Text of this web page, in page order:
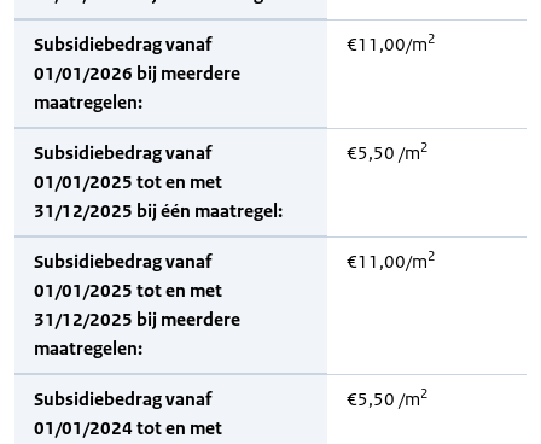
Subsidiebedrag vanaf
01/01/2026 bij meerdere
maatregelen:
€11,00/m2
Subsidiebedrag vanaf
01/01/2025 tot en met
31/12/2025 bij één maatregel:
€5,50 /m2
Subsidiebedrag vanaf
01/01/2025 tot en met
31/12/2025 bij meerdere
maatregelen:
€11,00/m2
Subsidiebedrag vanaf
01/01/2024 tot en met
€5,50 /m2